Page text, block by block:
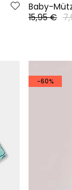
Baby-
15,95 €
-60%